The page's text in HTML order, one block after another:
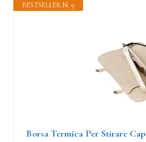
BESTSELLER N. 9
Borsa Termica Per Stirare